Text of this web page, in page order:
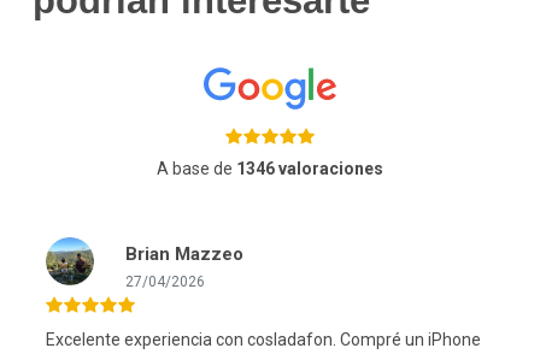
A base de 1346 valoraciones
Brian Mazzeo
27/04/2026
Excelente experiencia con cosladafon. Compré un iPhone